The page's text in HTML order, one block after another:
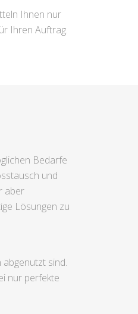
Ihnen nur
Ihren Auftrag.
Bedarfe
und
aber
Lösungen zu
sind.
nur perfekte